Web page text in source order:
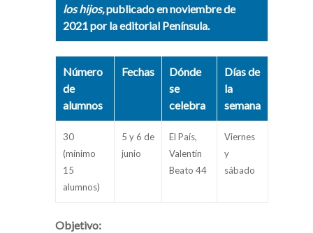
los hijos,publicado en noviembre de
2021 por la editorial Península.
Número
de
alumnos
Fechas
Dónde
se
celebra
Días de
la
semana
30
(mínimo
15
alumnos)
5 y 6 de
junio
El País,
Valentín
Beato 44
Viernes
y
sábado
Objetivo: